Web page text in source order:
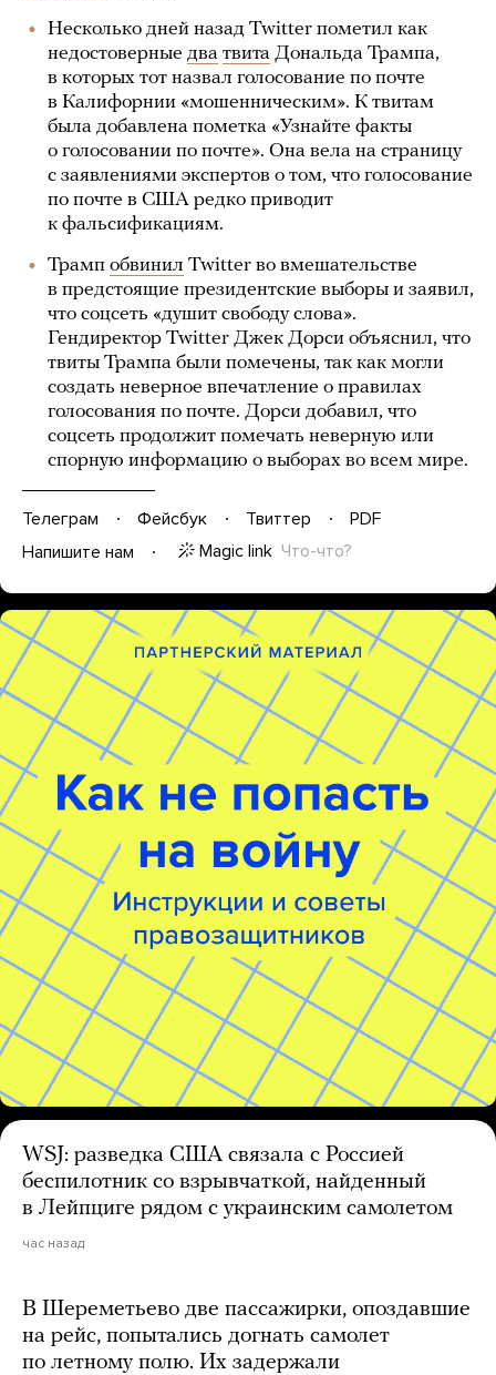
Несколько дней назад Twitter пометил как
недостоверные два твита Дональда Трампа,
в которых тот назвал голосование по почте
в Калифорнии «мошенническим». К твитам
была добавлена пометка «Узнайте факты
о голосовании по почте». Она вела на страницу
с заявлениями экспертов о том, что голосование
по почте в США редко приводит
к фальсификациям.
Трамп обвинил Twitter во вмешательстве
в предстоящие президентские выборы и заявил,
что соцсеть «душит свободу слова».
Гендиректор Twitter Джек Дорси объяснил, что
твиты Трампа были помечены, так как могли
создать неверное впечатление о правилах
голосования по почте. Дорси добавил, что
соцсеть продолжит помечать неверную или
спорную информацию о выборах во всем мире.
Телеграм Фейсбук Твиттер
PDF
Напишите нам
Magic link Что-что?
WSJ: разведка США связала с Россией
беспилотник со взрывчаткой, найденный
в Лейпциге рядом с украинским самолетом
час назад
В Шереметьево две пассажирки, опоздавшие
на рейс, попытались догнать самолет
по летному полю. Их задержали